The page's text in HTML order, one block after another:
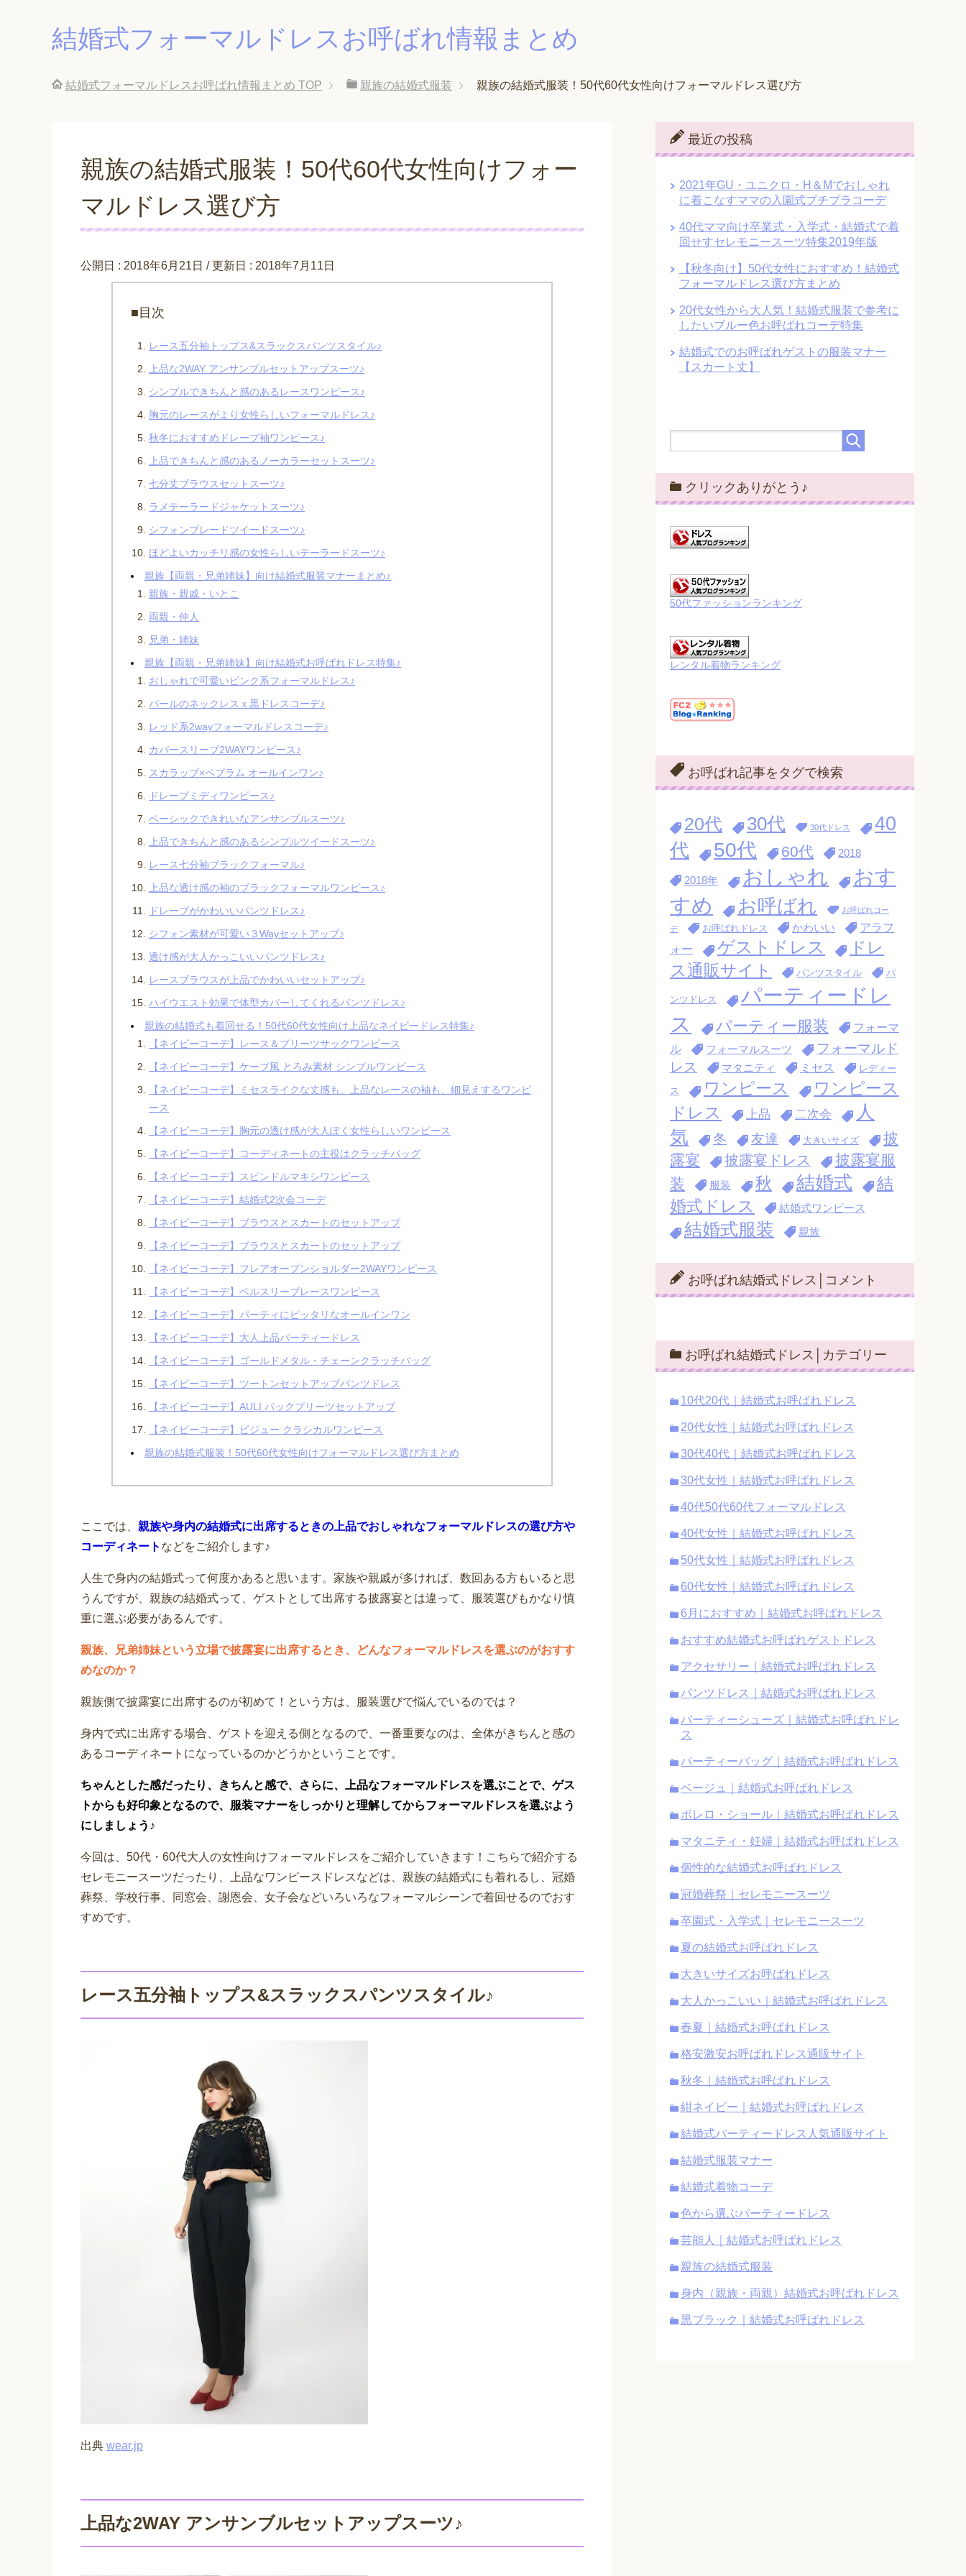
結婚式フォーマルドレスお呼ばれ情報まとめ
結婚式フォーマルドレスお呼ばれ情報まとめ TOP 親族の結婚式服装 親族の結婚式服装！50代60代女性向けフォーマルドレス選び方
親族の結婚式服装！50代60代女性向けフォー
マルドレス選び方
公開日 : 2018年6月21日 / 更新日 : 2018年7月11日
■目次
レース五分袖トップス&スラックスパンツスタイル♪
上品な2WAY アンサンブルセットアップスーツ♪
シンプルできちんと感のあるレースワンピース♪
胸元のレースがより女性らしいフォーマルドレス♪
秋冬におすすめドレープ袖ワンピース♪
上品できちんと感のあるノーカラーセットスーツ♪
七分丈ブラウスセットスーツ♪
ラメテーラードジャケットスーツ♪
シフォンブレードツイードスーツ♪
ほどよいカッチリ感の女性らしいテーラードスーツ♪
親族【両親・兄弟姉妹】向け結婚式服装マナーまとめ♪
親族・親戚・いとこ
両親・仲人
兄弟・姉妹
親族【両親・兄弟姉妹】向け結婚式お呼ばれドレス特集♪
おしゃれで可愛いピンク系フォーマルドレス♪
パールのネックレスｘ黒ドレスコーデ♪
レッド系2wayフォーマルドレスコーデ♪
カバースリーブ2WAYワンピース♪
スカラップ×ペプラム オールインワン♪
ドレープミディワンピース♪
ベーシックできれいなアンサンブルスーツ♪
上品できちんと感のあるシンプルツイードスーツ♪
レース七分袖ブラックフォーマル♪
上品な透け感の袖のブラックフォーマルワンピース♪
ドレープがかわいいパンツドレス♪
シフォン素材が可愛い３Wayセットアップ♪
透け感が大人かっこいいパンツドレス♪
レースブラウスが上品でかわいいセットアップ♪
ハイウエスト効果で体型カバーしてくれるパンツドレス♪
親族の結婚式も着回せる！50代60代女性向け上品なネイビードレス特集♪
【ネイビーコーデ】レース＆プリーツサックワンピース
【ネイビーコーデ】ケープ風 とろみ素材 シンプルワンピース
【ネイビーコーデ】ミセスライクな丈感も、上品なレースの袖も、細見えするワンピ
ース
【ネイビーコーデ】胸元の透け感が大人ぽく女性らしいワンピース
【ネイビーコーデ】コーディネートの主役はクラッチバッグ
【ネイビーコーデ】スピンドルマキシワンピース
【ネイビーコーデ】結婚式2次会コーデ
【ネイビーコーデ】ブラウスとスカートのセットアップ
【ネイビーコーデ】ブラウスとスカートのセットアップ
【ネイビーコーデ】フレアオープンショルダー2WAYワンピース
【ネイビーコーデ】ベルスリーブレースワンピース
【ネイビーコーデ】パーティにピッタリなオールインワン
【ネイビーコーデ】大人上品パーティードレス
【ネイビーコーデ】ゴールドメタル・チェーンクラッチバッグ
【ネイビーコーデ】ツートンセットアップパンツドレス
【ネイビーコーデ】AULI バックプリーツセットアップ
【ネイビーコーデ】ビジュー クラシカルワンピース
親族の結婚式服装！50代60代女性向けフォーマルドレス選び方まとめ
ここでは、 親族や身内の結婚式に出席するときの上品でおしゃれなフォーマルドレスの選び方や
コーディネート などをご紹介します♪
人生で身内の結婚式って何度かあると思います。家族や親戚が多ければ、数回ある方もいると思
うんですが、親族の結婚式って、ゲストとして出席する披露宴とは違って、服装選びもかなり慎
重に選ぶ必要があるんです。
親族、兄弟姉妹という立場で披露宴に出席するとき、どんなフォーマルドレスを選ぶのがおすす
めなのか？
親族側で披露宴に出席するのが初めて！という方は、服装選びで悩んでいるのでは？
身内で式に出席する場合、ゲストを迎える側となるので、一番重要なのは、全体がきちんと感の
あるコーディネートになっているのかどうかということです。
ちゃんとした感だったり、きちんと感で、さらに、上品なフォーマルドレスを選ぶことで、ゲス
トからも好印象となるので、服装マナーをしっかりと理解してからフォーマルドレスを選ぶよう
にしましょう♪
今回は、50代・60代大人の女性向けフォーマルドレスをご紹介していきます！こちらで紹介する
セレモニースーツだったり、上品なワンピースドレスなどは、親族の結婚式にも着れるし、冠婚
葬祭、学校行事、同窓会、謝恩会、女子会などいろいろなフォーマルシーンで着回せるのでおす
すめです。
レース五分袖トップス&スラックスパンツスタイル♪
出典 wear.jp
上品な2WAY アンサンブルセットアップスーツ♪
最近の投稿
2021年GU・ユニクロ・H＆Mでおしゃれ
に着こなすママの入園式プチプラコーデ
40代ママ向け卒業式・入学式・結婚式で着
回せすセレモニースーツ特集2019年版
【秋冬向け】50代女性におすすめ！結婚式
フォーマルドレス選び方まとめ
20代女性から大人気！結婚式服装で参考に
したいブルー色お呼ばれコーデ特集
結婚式でのお呼ばれゲストの服装マナー
【スカート丈】
クリックありがとう♪
50代ファッションランキング
レンタル着物ランキング
お呼ばれ記事をタグで検索
20代 30代 30代ドレス
40
代
50代 60代 2018
2018年 おしゃれ
おす
すめ
お呼ばれ お呼ばれコー
デ お呼ばれドレス かわいい
アラフ
ォー
ゲストドレス
ドレ
ス通販サイト
パンツスタイル パ
ンツドレス
パーティードレ
ス
パーティー服装
フォーマ
ル
フォーマルスーツ
フォーマルド
レス
マタニティ ミセス レディー
ス ワンピース
ワンピース
ドレス
上品 二次会
人
気
冬 友達 大きいサイズ
披
露宴
披露宴ドレス
披露宴服
装
服装 秋 結婚式
結
婚式ドレス
結婚式ワンピース
結婚式服装 親族
お呼ばれ結婚式ドレス│コメント
お呼ばれ結婚式ドレス│カテゴリー
10代20代｜結婚式お呼ばれドレス
20代女性｜結婚式お呼ばれドレス
30代40代｜結婚式お呼ばれドレス
30代女性｜結婚式お呼ばれドレス
40代50代60代フォーマルドレス
40代女性｜結婚式お呼ばれドレス
50代女性｜結婚式お呼ばれドレス
60代女性｜結婚式お呼ばれドレス
6月におすすめ｜結婚式お呼ばれドレス
おすすめ結婚式お呼ばれゲストドレス
アクセサリー｜結婚式お呼ばれドレス
パンツドレス｜結婚式お呼ばれドレス
パーティーシューズ｜結婚式お呼ばれドレ
ス
パーティーバッグ｜結婚式お呼ばれドレス
ベージュ｜結婚式お呼ばれドレス
ボレロ・ショール｜結婚式お呼ばれドレス
マタニティ・妊婦｜結婚式お呼ばれドレス
個性的な結婚式お呼ばれドレス
冠婚葬祭｜セレモニースーツ
卒園式・入学式｜セレモニースーツ
夏の結婚式お呼ばれドレス
大きいサイズお呼ばれドレス
大人かっこいい｜結婚式お呼ばれドレス
春夏｜結婚式お呼ばれドレス
格安激安お呼ばれドレス通販サイト
秋冬｜結婚式お呼ばれドレス
紺ネイビー｜結婚式お呼ばれドレス
結婚式パーティードレス人気通販サイト
結婚式服装マナー
結婚式着物コーデ
色から選ぶパーティードレス
芸能人｜結婚式お呼ばれドレス
親族の結婚式服装
身内（親族・両親）結婚式お呼ばれドレス
黒ブラック｜結婚式お呼ばれドレス